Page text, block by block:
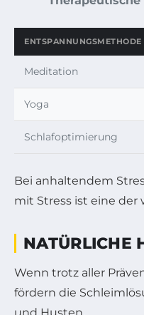
ENTSPANNUNGSMETHODE
Meditation
Yoga
Schlafoptimierung
Bei anhaltendem
mit Stress ist eine
NATÜRLICHE
Wenn trotz aller
fördern die